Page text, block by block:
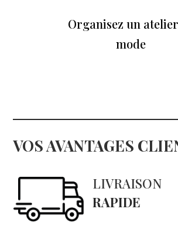
Organisez un
mode
VOS AVANTAGES
LIVRAISON
RAPIDE